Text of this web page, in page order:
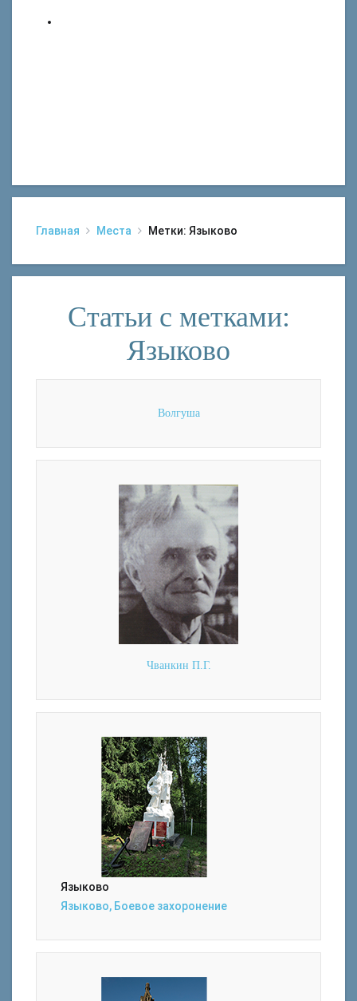
Главная Места Метки: Языково
Статьи с метками:
Языково
Волгуша
Чванкин П.Г.
Языково
Языково, Боевое захоронение